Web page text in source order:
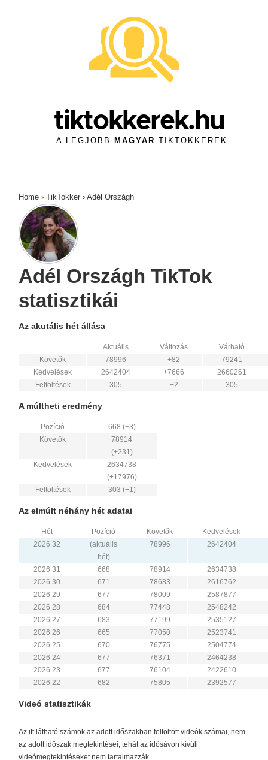
tiktokkerek.hu
A LEGJOBB MAGYAR TIKTOKKEREK
Home › TikTokker › Adél Országh
Adél Országh TikTok
statisztikái
Az akutális hét állása
Aktuális Változás
Várható
Követők
78996 +82
79241
Kedvelések
2642404 +7666
2660261
Feltöltések
305 +2 305
A múltheti eredmény
Pozíció
668 (+3)
Követők
78914
(+231)
Kedvelések
2634738
(+17976)
Feltöltések
303 (+1)
Az elmúlt néhány hét adatai
Hét Pozíció Követők
Kedvelések
2026 32
(aktuális
hét)
78996 2642404
2026 31 668 78914
2634738
2026 30
671 78683
2616762
2026 29
677 78009
2587877
2026 28
684 77448
2548242
2026 27
683 77199
2535127
2026 26
665 77050
2523741
2026 25
670 76775
2504774
2026 24
677 76371
2464238
2026 23
677 76104
2422610
2026 22
682 75805 2392577
Videó statisztikák
Az itt látható számok az adott időszakban feltöltött videók számai, nem
az adott időszak megtekintései, tehát az idősávon kívüli
videómegtekintéseket nem tartalmazzák.